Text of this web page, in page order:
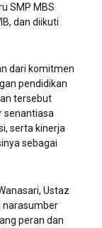
SMP MBS
dan diikuti
dari komitmen
pendidikan
tersebut
senantiasa
serta kinerja
sebagai
Ustaz
narasumber
peran dan